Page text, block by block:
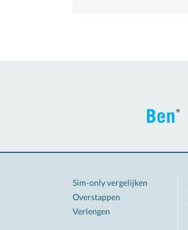
Sim-only vergelijken
Overstappen
Verlengen